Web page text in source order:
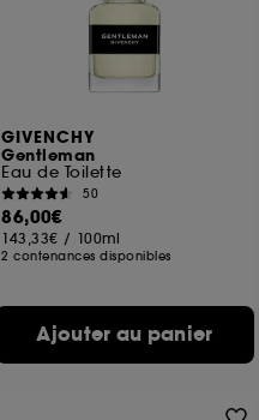
GIVENCHY
Gentleman
Eau de Toilette
50
86,00€
143,33€ / 100ml
2 contenances disponibles
Ajouter au panier